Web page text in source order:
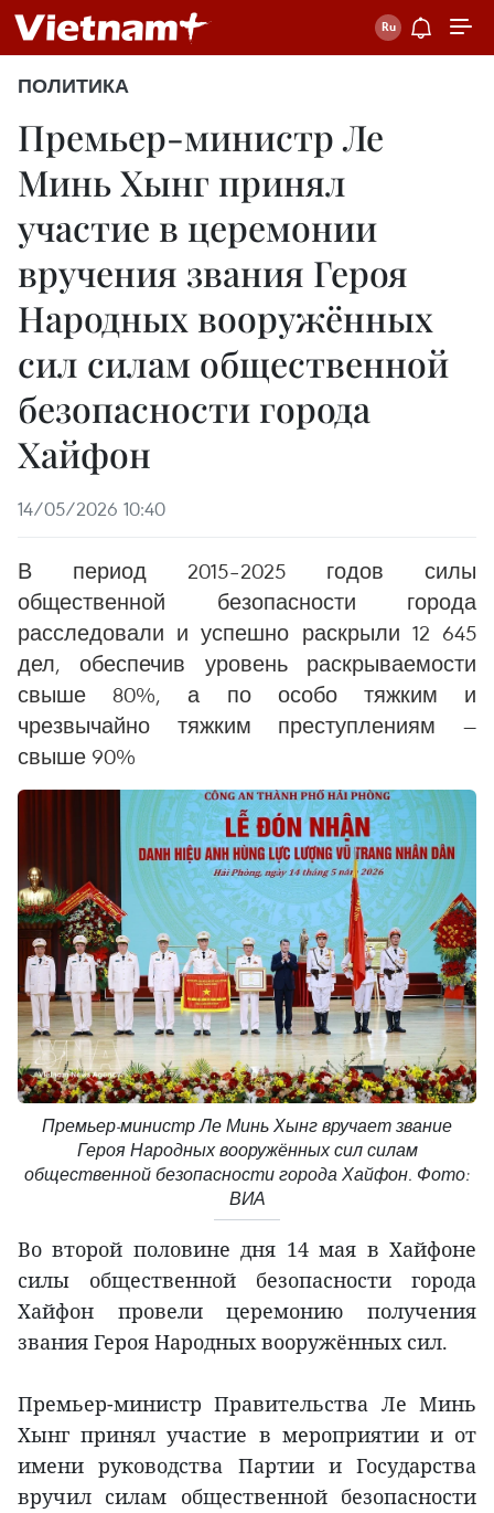
ПОЛИТИКА
Премьер-министр Ле
Минь Хынг принял
участие в церемонии
вручения звания Героя
Народных вооружённых
сил силам общественной
безопасности города
Хайфон
14/05/2026 10:40
В период 2015–2025 годов силы
общественной безопасности города
расследовали и успешно раскрыли 12 645
дел, обеспечив уровень раскрываемости
свыше 80%, а по особо тяжким и
чрезвычайно тяжким преступлениям —
свыше 90%
Премьер-министр Ле Минь Хынг вручает звание
Героя Народных вооружённых сил силам
общественной безопасности города Хайфон. Фото:
ВИА
Во второй половине дня 14 мая в Хайфоне
силы общественной безопасности города
Хайфон провели церемонию получения
звания Героя Народных вооружённых сил.
Премьер-министр Правительства Ле Минь
Хынг принял участие в мероприятии и от
имени руководства Партии и Государства
вручил силам общественной безопасности